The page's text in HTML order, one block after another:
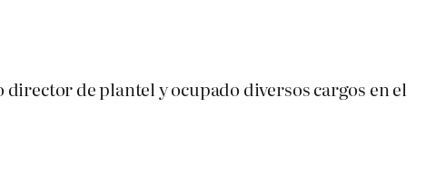
de plantel y ocupado diversos cargos en el